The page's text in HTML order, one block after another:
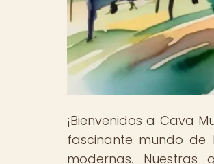
¡Bienvenidos a Cava
fascinante mundo de
modernas.